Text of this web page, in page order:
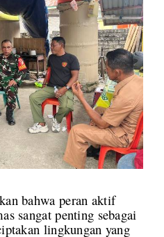
bahwa peran aktif
sangat penting sebagai
lingkungan yang